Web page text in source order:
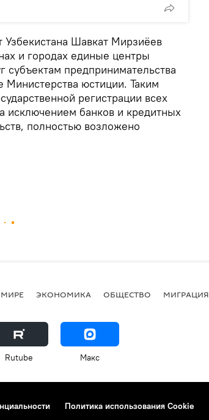
Шавкат Мирзиёев
и городах единые центры
субъектам предпринимательства
Министерства юстиции. Таким
регистрации всех
исключением банков и кредитных
полностью возложено
МИРЕ ЭКОНОМИКА ОБЩЕСТВО МИГРАЦИЯ
Rutube Макс
Политика использования Cookie